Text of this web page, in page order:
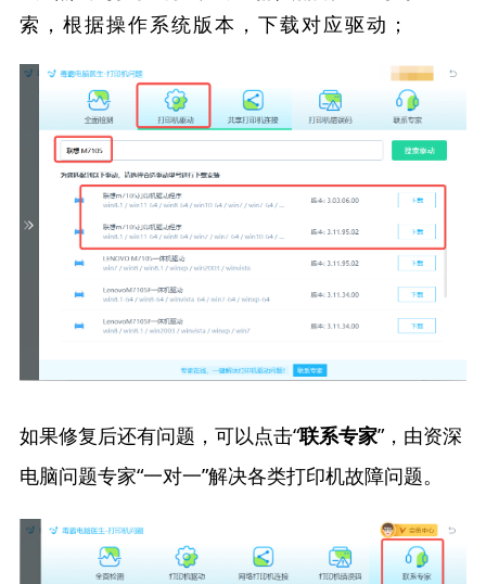
索，根据操作系统版本，下载对应驱动；
如果修复后还有问题，可以点击“联系专家”，由资深
电脑问题专家“一对一”解决各类打印机故障问题。